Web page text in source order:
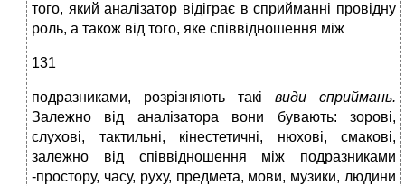
того, який аналізатор відіграє в сприйманні провідну
роль, а також від того, яке співвідношення між
131
подразниками, розрізняють такі види сприймань.
Залежно від аналізатора вони бувають: зорові,
слухові, тактильні, кінестетичні, нюхові, смакові,
залежно від співвідношення між подразниками
-простору, часу, руху, предмета, мови, музики, людини